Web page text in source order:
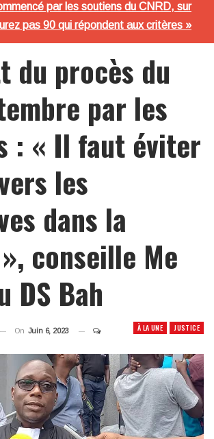
par les soutiens du CNRD, sur
pas 90 qui répondent aux critères »
du procès du
par les
: « Il faut éviter
les
dans la
conseille Me
DS Bah
À LA UNE JUSTICE
On Juin 6, 2023